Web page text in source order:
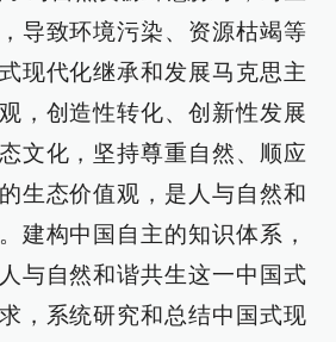
导致环境污染、资源枯竭等
现代化继承和发展马克思主
，创造性转化、创新性发展
文化，坚持尊重自然、顺应
生态价值观，是人与自然和
建构中国自主的知识体系，
与自然和谐共生这一中国式
，系统研究和总结中国式现